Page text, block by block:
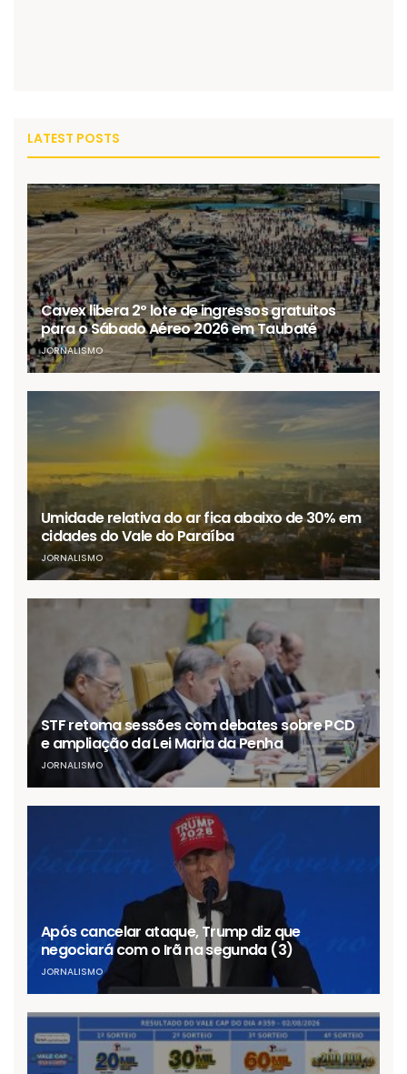
LATEST POSTS
Cavex libera 2º lote de ingressos gratuitos
para o Sábado Aéreo 2026 em Taubaté
JORNALISMO
Umidade relativa do ar fica abaixo de 30% em
cidades do Vale do Paraíba
JORNALISMO
STF retoma sessões com debates sobre PCD
e ampliação da Lei Maria da Penha
JORNALISMO
Após cancelar ataque, Trump diz que
negociará com o Irã na segunda (3)
JORNALISMO